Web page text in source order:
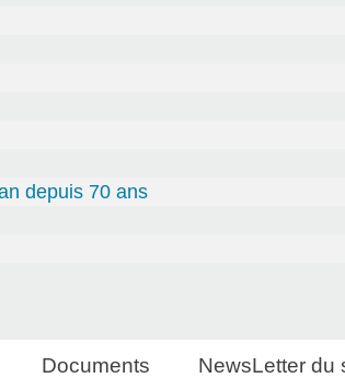
depuis 70 ans
Documents NewsLetter du